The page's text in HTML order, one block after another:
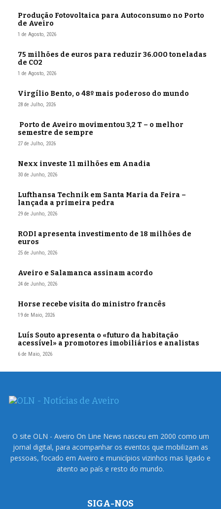
Produção Fotovoltaica para Autoconsumo no Porto
de Aveiro
1 de Agosto, 2026
75 milhões de euros para reduzir 36.000 toneladas
de CO2
1 de Agosto, 2026
Virgílio Bento, o 48º mais poderoso do mundo
28 de Julho, 2026
Porto de Aveiro movimentou 3,2 T – o melhor
semestre de sempre
27 de Julho, 2026
Nexx investe 11 milhões em Anadia
30 de Junho, 2026
Lufthansa Technik em Santa Maria da Feira –
lançada a primeira pedra
29 de Junho, 2026
RODI apresenta investimento de 18 milhões de
euros
25 de Junho, 2026
Aveiro e Salamanca assinam acordo
24 de Junho, 2026
Horse recebe visita do ministro francês
19 de Maio, 2026
Luís Souto apresenta o «futuro da habitação
acessível» a promotores imobiliários e analistas
6 de Maio, 2026
O site OLN - Aveiro On Line News nasceu em 2000 como um
jornal digital, para acompanhar os eventos que mobilizam as
pessoas, focado em Aveiro e municípios vizinhos mas ligado e
atento ao país e resto do mundo.
SIGA-NOS